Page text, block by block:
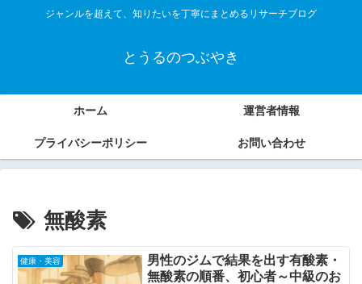
ジャンルを超えて、知りたいを丁寧にまとめるリサーチブログ
とうるのつぶやき
ホーム 運営者情報
プライバシーポリシー お問い合わせ
無酸素
健康・美容
男性のジムで結果を出す有酸素・
無酸素の順番、初心者～中級のお